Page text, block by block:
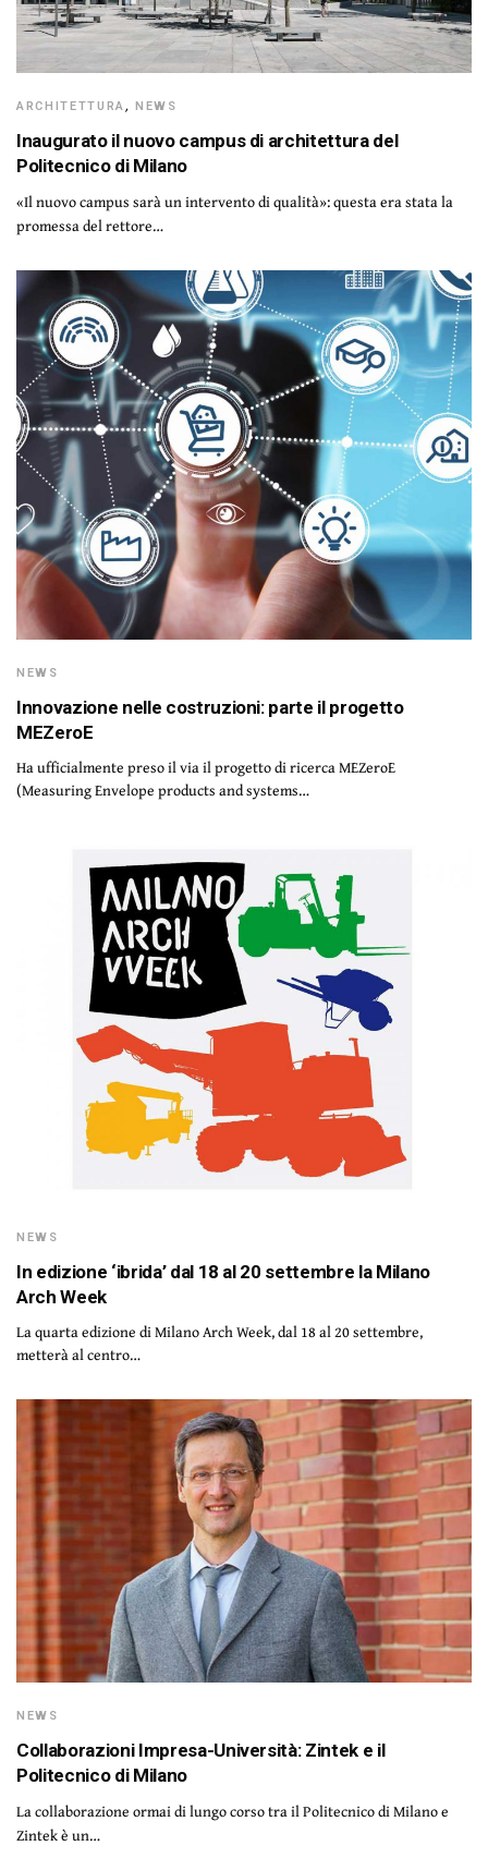
ARCHITETTURA, NEWS
Inaugurato il nuovo campus di architettura del
Politecnico di Milano
«Il nuovo campus sarà un intervento di qualità»: questa era stata la
promessa del rettore…
NEWS
Innovazione nelle costruzioni: parte il progetto
MEZeroE
Ha ufficialmente preso il via il progetto di ricerca MEZeroE
(Measuring Envelope products and systems…
NEWS
In edizione ‘ibrida’ dal 18 al 20 settembre la Milano
Arch Week
La quarta edizione di Milano Arch Week, dal 18 al 20 settembre,
metterà al centro…
NEWS
Collaborazioni Impresa-Università: Zintek e il
Politecnico di Milano
La collaborazione ormai di lungo corso tra il Politecnico di Milano e
Zintek è un…